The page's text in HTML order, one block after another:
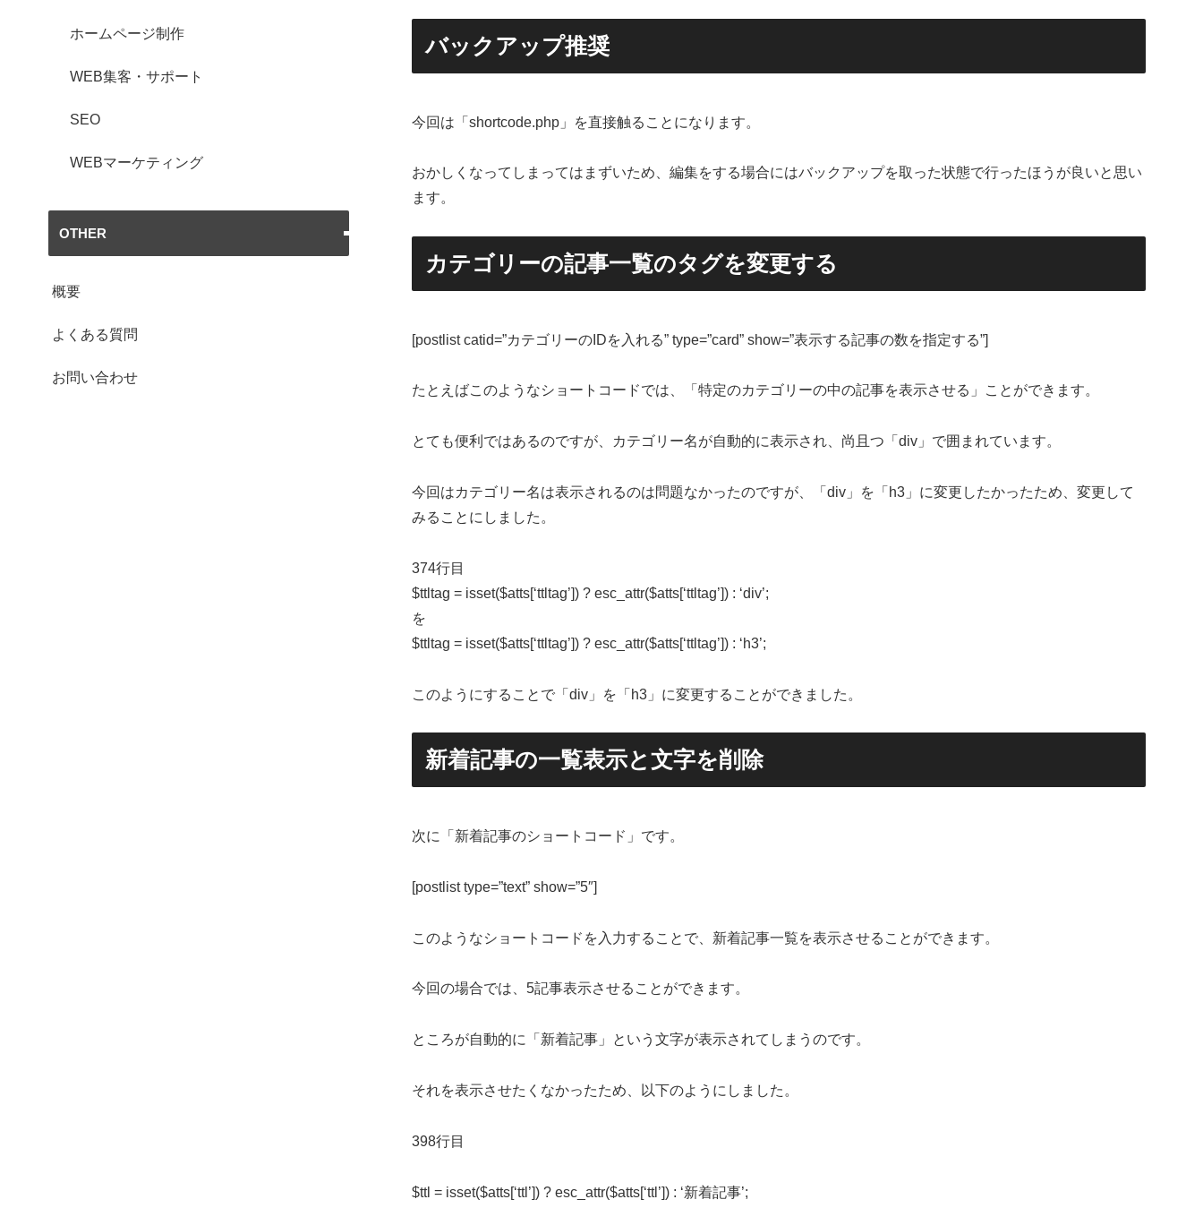
バックアップ推奨
今回は「shortcode.php」を直接触ることになります。
おかしくなってしまってはまずいため、編集をする場合にはバックアップを取った状態で行ったほうが良いと思い
ます。
カテゴリーの記事一覧のタグを変更する
[postlist catid=”カテゴリーのIDを入れる” type=”card” show=”表示する記事の数を指定する”]
たとえばこのようなショートコードでは、「特定のカテゴリーの中の記事を表示させる」ことができます。
とても便利ではあるのですが、カテゴリー名が自動的に表示され、尚且つ「div」で囲まれています。
今回はカテゴリー名は表示されるのは問題なかったのですが、「div」を「h3」に変更したかったため、変更して
みることにしました。
374行目
$ttltag = isset($atts[‘ttltag’]) ? esc_attr($atts[‘ttltag’]) : ‘div’;
を
$ttltag = isset($atts[‘ttltag’]) ? esc_attr($atts[‘ttltag’]) : ‘h3’;
このようにすることで「div」を「h3」に変更することができました。
新着記事の一覧表示と文字を削除
次に「新着記事のショートコード」です。
[postlist type=”text” show=”5″]
このようなショートコードを入力することで、新着記事一覧を表示させることができます。
今回の場合では、5記事表示させることができます。
ところが自動的に「新着記事」という文字が表示されてしまうのです。
それを表示させたくなかったため、以下のようにしました。
398行目
$ttl = isset($atts[‘ttl’]) ? esc_attr($atts[‘ttl’]) : ‘新着記事’;
ホームページ制作
WEB集客・サポート
SEO
WEBマーケティング
OTHER
概要
よくある質問
お問い合わせ